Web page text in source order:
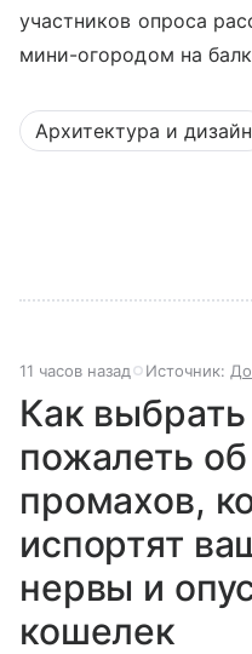
участников опроса
мини-огородом на
Архитектура и дизайн
11 часов назад Источник:
Как
пожалеть
промахов,
испортят
нервы и
кошелек